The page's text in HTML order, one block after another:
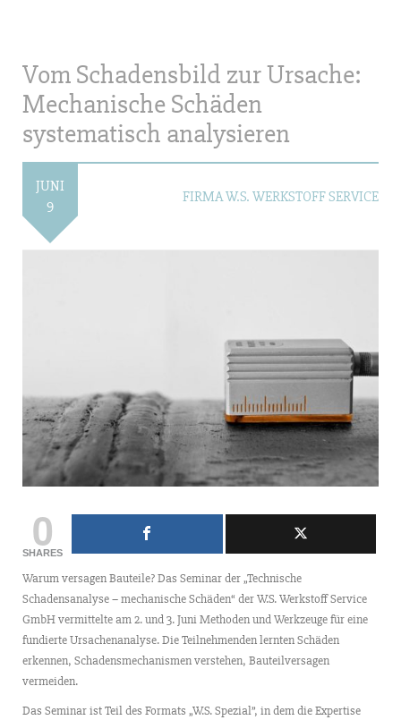
Vom Schadensbild zur Ursache:
Mechanische Schäden
systematisch analysieren
JUNI
9
FIRMA W.S. WERKSTOFF SERVICE
0
SHARES
Warum versagen Bauteile? Das Seminar der „Technische
Schadensanalyse – mechanische Schäden“ der W.S. Werkstoff Service
GmbH vermittelte am 2. und 3. Juni Methoden und Werkzeuge für eine
fundierte Ursachenanalyse. Die Teilnehmenden lernten Schäden
erkennen, Schadensmechanismen verstehen, Bauteilversagen
vermeiden.
Das Seminar ist Teil des Formats „W.S. Spezial”, in dem die Expertise